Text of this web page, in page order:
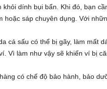
dính bụi bẩn. Khi đó, bạn
hoặc sáp chuyên dụng. Với
cá sấu có thể bị gãy, làm mất
Vì làm như vậy sẽ khiến ví bị
có chế độ bảo hành, bảo